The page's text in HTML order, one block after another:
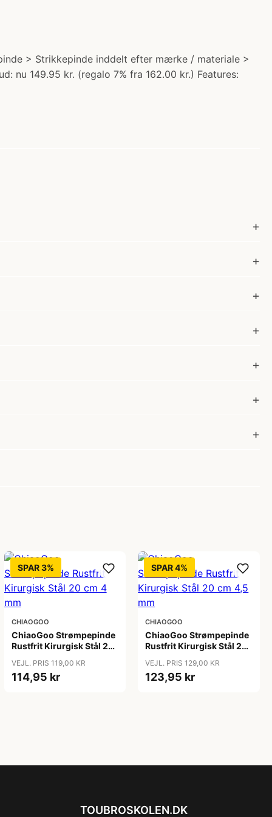
> Strikkepinde inddelt efter mærke / materiale >
nu 149.95 kr. (regalo 7% fra 162.00 kr.) Features:
SPAR 3%
CHIAOGOO
ChiaoGoo Strømpepinde
Rustfrit Kirurgisk Stål 20
VEJL. PRIS 119,00 KR
114,95 kr
SPAR 4%
CHIAOGOO
ChiaoGoo Strømpepinde
Rustfrit Kirurgisk Stål 20
VEJL. PRIS 129,00 KR
123,95 kr
TOUBROSKOLEN.DK